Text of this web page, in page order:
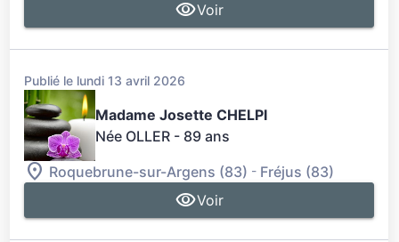
Voir
Publié le lundi 13 avril 2026
Madame Josette CHELPI
Née OLLER - 89 ans
Roquebrune-sur-Argens (83) - Fréjus (83)
Voir